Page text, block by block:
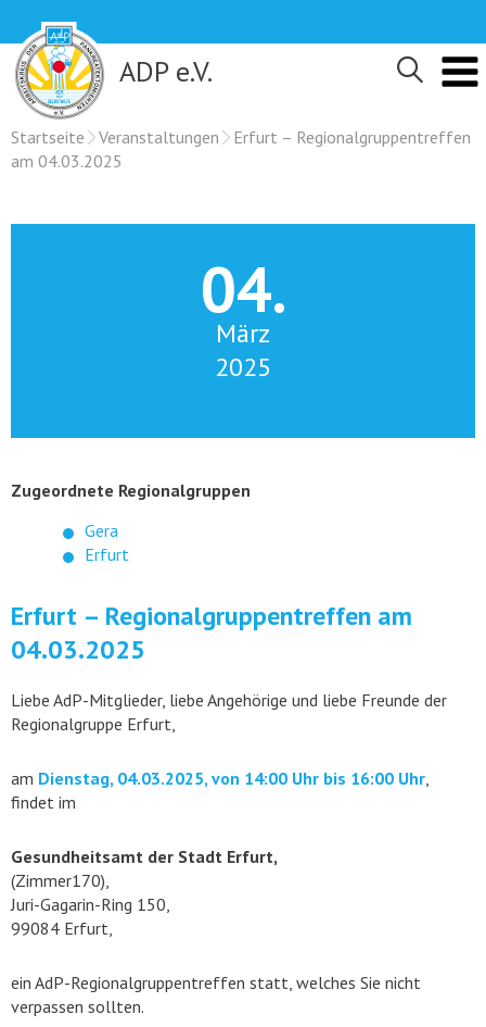
content
ADP e.V.
Startseite Veranstaltungen
Erfurt – Regionalgruppentreffen
am 04.03.2025
04.
März
2025
Zugeordnete Regionalgruppen
Gera
Erfurt
Erfurt – Regionalgruppentreffen am
04.03.2025
Liebe AdP-Mitglieder, liebe Angehörige und liebe Freunde der
Regionalgruppe Erfurt,
am Dienstag, 04.03.2025, von 14:00 Uhr bis 16:00 Uhr,
findet im
Gesundheitsamt der Stadt Erfurt,
(Zimmer170),
Juri-Gagarin-Ring 150,
99084 Erfurt,
ein AdP-Regionalgruppentreffen statt, welches Sie nicht
verpassen sollten.